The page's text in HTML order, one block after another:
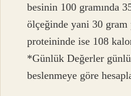
besinin 100 gramında
ölçeğinde yani 30 gram
proteininde ise 108
*Günlük Değerler
beslenmeye göre